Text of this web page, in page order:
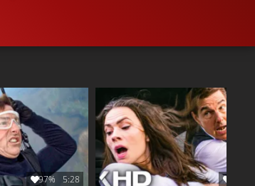
97% 5:28